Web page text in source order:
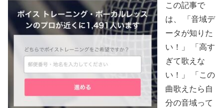
この記事で
は、 「音域デ
ータが知りた
い！」 「高す
ぎて歌えな
い！」 「この
曲歌えたら自
分の音域って